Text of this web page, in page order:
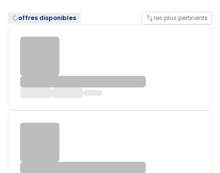
offres disponibles les plus pertinents